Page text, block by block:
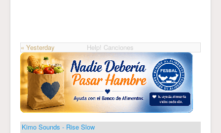
« Yesterday Help! Canciones
Kimo Sounds - Rise Slow